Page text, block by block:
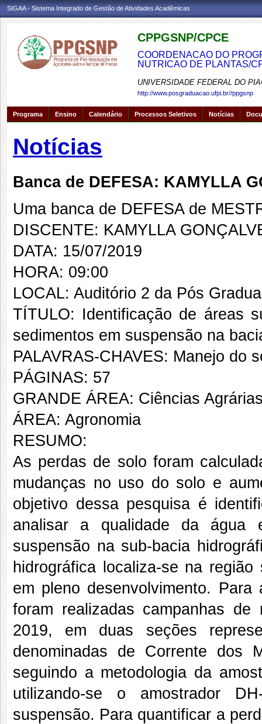
SIGAA - Sistema Integrado de Gestão de Atividades Acadêmicas
CPPGSNP/CPCE
COORDENACAO DO
NUTRICAO DE PLANTAS/
UNIVERSIDADE FEDERAL DO
http://www.posgraduacao.ufpi.br//ppgsnp
Programa Ensino Calendário Processos Seletivos Notícias
Notícias
Banca de DEFESA: KAMYLLA
Uma banca de DEFESA de
DISCENTE: KAMYLLA
DATA: 15/07/2019
HORA: 09:00
LOCAL: Auditório 2 da Pós
TÍTULO: Identificação de áreas
sedimentos em suspensão na
PALAVRAS-CHAVES: Manejo do
PÁGINAS: 57
GRANDE ÁREA: Ciências
ÁREA: Agronomia
RESUMO:
As perdas de solo foram
mudanças no uso do solo e
objetivo dessa pesquisa é
analisar a qualidade da água
suspensão na sub-bacia
hidrográfica localiza-se na
em pleno desenvolvimento.
foram realizadas campanhas
2019, em duas seções
denominadas de Corrente dos
seguindo a metodologia da
utilizando-se o amostrador
suspensão. Para quantificar a